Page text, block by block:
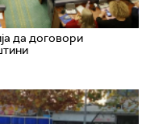
да договори